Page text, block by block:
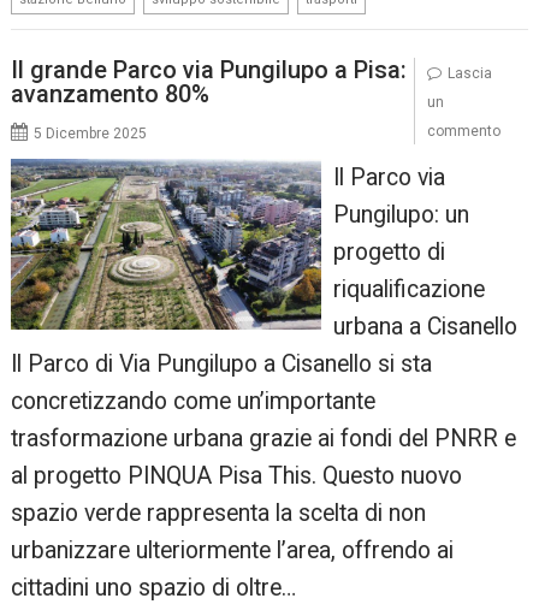
Il grande Parco via Pungilupo a Pisa:
avanzamento 80%
5 Dicembre 2025
Il Parco via
Pungilupo: un
progetto di
riqualificazione
urbana a Cisanello
Il Parco di Via Pungilupo a Cisanello si sta
concretizzando come un’importante
trasformazione urbana grazie ai fondi del PNRR e
al progetto PINQUA Pisa This. Questo nuovo
spazio verde rappresenta la scelta di non
urbanizzare ulteriormente l’area, offrendo ai
cittadini uno spazio di oltre…
Lascia
un
commento